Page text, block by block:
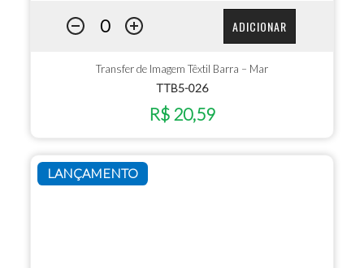
ADICIONAR
Transfer de Imagem Têxtil Barra – Mar
TTB5-026
R$ 20,59
LANÇAMENTO